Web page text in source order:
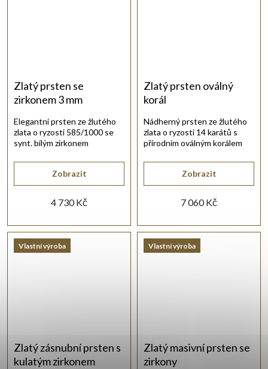
Zlatý prsten se
zirkonem 3 mm
4 730 Kč
Zobrazit
Elegantní prsten ze žlutého
zlata o ryzosti 585/1000 se
synt. bílým zirkonem
Zlatý prsten oválný
korál
7 060 Kč
Zobrazit
Nádherný prsten ze žlutého
zlata o ryzosti 14 karátů s
přírodním oválným korálem
Vlastní výroba
Zlatý zásnubní prsten s
kulatým zirkonem
Vlastní výroba
Zlatý masivní prsten se
zirkony